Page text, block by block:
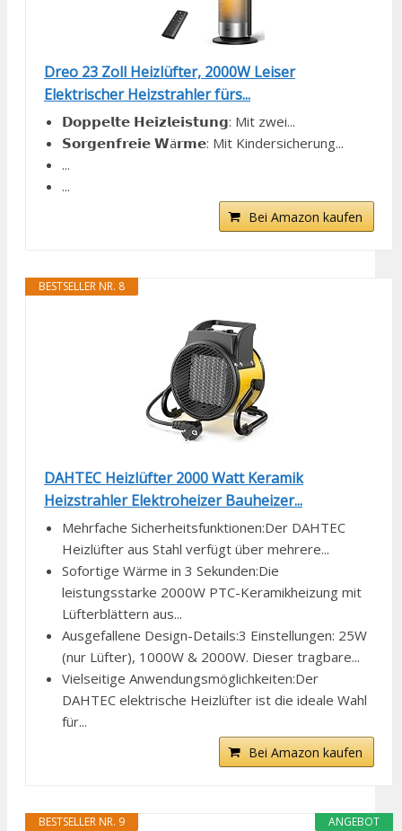
Dreo 23 Zoll Heizlüfter, 2000W Leiser
Elektrischer Heizstrahler fürs...
𝗗𝗼𝗽𝗽𝗲𝗹𝘁𝗲 𝗛𝗲𝗶𝘇𝗹𝗲𝗶𝘀𝘁𝘂𝗻𝗴: Mit zwei...
𝗦𝗼𝗿𝗴𝗲𝗻𝗳𝗿𝗲𝗶𝗲 𝗪ä𝗿𝗺𝗲: Mit Kindersicherung...
...
...
Bei Amazon kaufen
BESTSELLER NR. 8
DAHTEC Heizlüfter 2000 Watt Keramik
Heizstrahler Elektroheizer Bauheizer...
Mehrfache Sicherheitsfunktionen:Der DAHTEC
Heizlüfter aus Stahl verfügt über mehrere...
Sofortige Wärme in 3 Sekunden:Die
leistungsstarke 2000W PTC-Keramikheizung mit
Lüfterblättern aus...
Ausgefallene Design-Details:3 Einstellungen: 25W
(nur Lüfter), 1000W & 2000W. Dieser tragbare...
Vielseitige Anwendungsmöglichkeiten:Der
DAHTEC elektrische Heizlüfter ist die ideale Wahl
für...
Bei Amazon kaufen
ANGEBOT
BESTSELLER NR. 9